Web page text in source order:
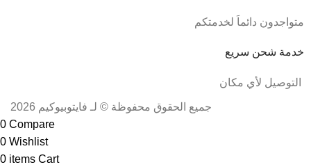
متواجدون دائماَ لخدمتكم
خدمة شحن سريع
جميع الحقوق محفوظة © لـ فايتوبيوكيم 2026
0 Compare
0 Wishlist
0 items Cart